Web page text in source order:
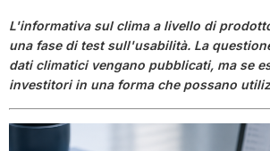
L'informativa sul clima a livello di
una fase di test sull'usabilità. La
dati climatici vengano pubblicati, ma se
investitori in una forma che possano